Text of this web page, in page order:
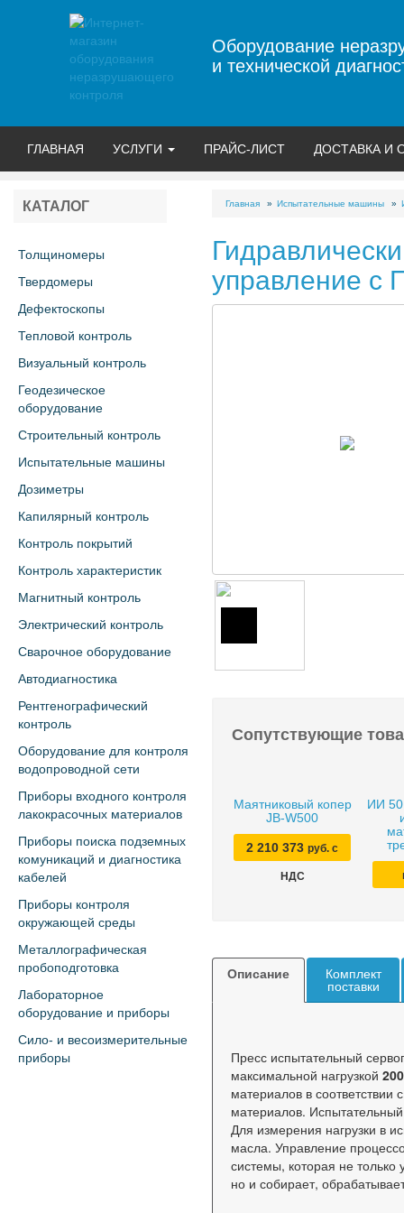
Оборудование
и технической
ГЛАВНАЯ УСЛУГИ ПРАЙС-ЛИСТ ДОСТАВКА И
КАТАЛОГ
Толщиномеры
Твердомеры
Дефектоскопы
Тепловой контроль
Визуальный контроль
Геодезическое
оборудование
Строительный контроль
Испытательные машины
Дозиметры
Капилярный контроль
Контроль покрытий
Контроль характеристик
Магнитный контроль
Электрический контроль
Сварочное оборудование
Автодиагностика
Рентгенографический
контроль
Оборудование для контроля
водопроводной сети
Приборы входного контроля
лакокрасочных материалов
Приборы поиска подземных
комуникаций и диагностика
кабелей
Приборы контроля
окружающей среды
Металлографическая
пробоподготовка
Лабораторное
оборудование и приборы
Сило- и весоизмерительные
приборы
Главная Испытательные машины
управление с
Сопутствующие
Маятниковый копер
JB-W500
2 210 373 руб. с
НДС
ИИ
Описание
Комплект
поставки
Пресс испытательный
максимальной нагрузкой
материалов в
материалов.
Для измерения нагрузки в
масла. Управление
системы, которая не
но и собирает,